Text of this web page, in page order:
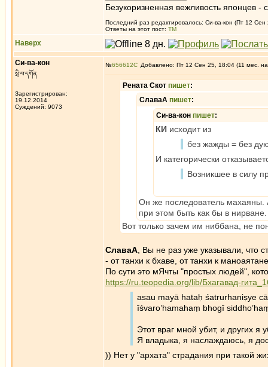
Безукоризненная вежливость японцев -
Последний раз редактировалось: Си-ва-кон (Пт 12 Сен
Ответы на этот пост: ТМ
Наверх
Си-ва-кон
སྲི་བ་དཀོན
Зарегистрирован:
19.12.2014
Суждений: 9073
№656612 Добавлено: Пт 12 Сен 25, 18:04 (11 мес.
Рената Скот пишет:
СлаваА пишет:
Си-ва-кон пишет:
КИ исходит из
без жажды = без
И категорически
Возникшее в силу
Он же последователь
при этом быть как бы в нирване.
Вот только зачем им ниббана, не
СлаваА , Вы не раз уже указывали, что
- от танхи к бхаве, от танхи к
По сути это мЯчты "простых людей",
https://ru.teopedia.org/lib/Бхагавад-
asau mayā hataḥ śatrurhaniṣye
īśvaro’hamahaṃ bhogī
Этот враг мной убит, и других я
Я владыка, я наслаждаюсь, я
)) Нет у "архата" страдания при такой